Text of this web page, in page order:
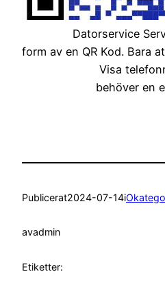
Datorservice
form av en QR Kod. Bara
Visa
behöver en
Publicerat2024-07-14i
avadmin
Etiketter: